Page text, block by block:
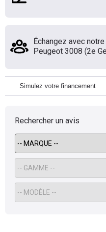
Échangez avec
Peugeot 3008 (2e
Simulez votre financement
Rechercher un avis